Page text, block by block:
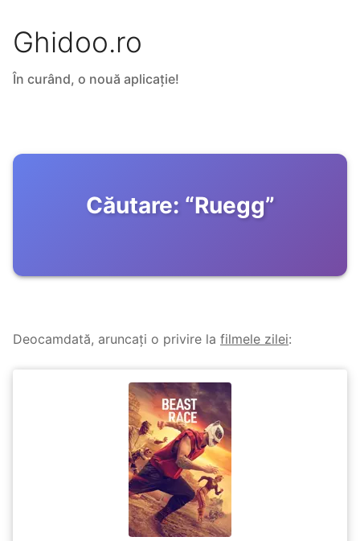
Ghidoo.ro
În curând, o nouă aplicație!
Căutare: “Ruegg”
Deocamdată, aruncați o privire la filmele zilei: